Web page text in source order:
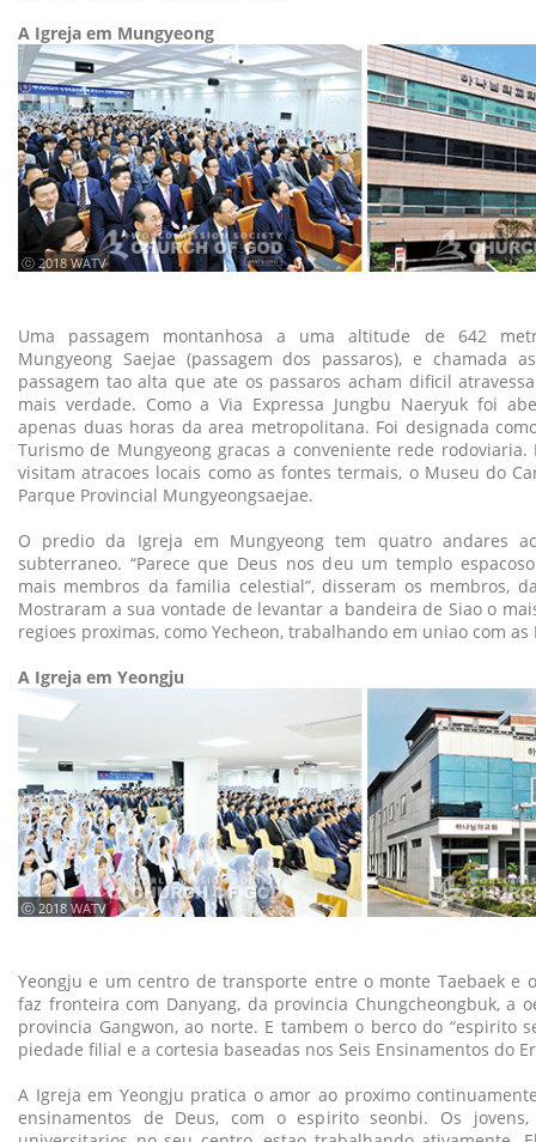
A Igreja em Mungyeong
ⓒ 2018 WATV
Uma passagem montanhosa a uma altitude de 642
Mungyeong Saejae (passagem dos passaros), e chamada
passagem tao alta que ate os passaros acham dificil
mais verdade. Como a Via Expressa Jungbu Naeryuk foi
apenas duas horas da area metropolitana. Foi designada
Turismo de Mungyeong gracas a conveniente rede
visitam atracoes locais como as fontes termais, o Museu do
Parque Provincial Mungyeongsaejae.
O predio da Igreja em Mungyeong tem quatro andares
subterraneo. “Parece que Deus nos deu um templo
mais membros da familia celestial”, disseram os membros,
Mostraram a sua vontade de levantar a bandeira de Siao o
regioes proximas, como Yecheon, trabalhando em uniao com
A Igreja em Yeongju
ⓒ 2018 WATV
Yeongju e um centro de transporte entre o monte Taebaek e
faz fronteira com Danyang, da provincia Chungcheongbuk, a
provincia Gangwon, ao norte. E tambem o berco do “espirito
piedade filial e a cortesia baseadas nos Seis Ensinamentos do
A Igreja em Yeongju pratica o amor ao proximo
ensinamentos de Deus, com o espirito seonbi. Os